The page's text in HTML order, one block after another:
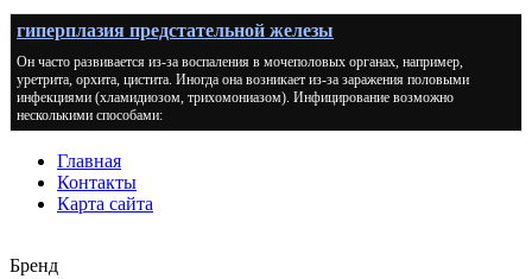
гиперплазия предстательной железы
Он часто развивается из-за воспаления в мочеполовых органах, например,
уретрита, орхита, цистита. Иногда она возникает из-за заражения половыми
инфекциями (хламидиозом, трихомониазом). Инфицирование возможно
несколькими способами:
Главная
Контакты
Карта сайта
Бренд